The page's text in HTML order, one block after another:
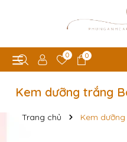
0 0
Kem dưỡng trắng
Trang chủ Kem